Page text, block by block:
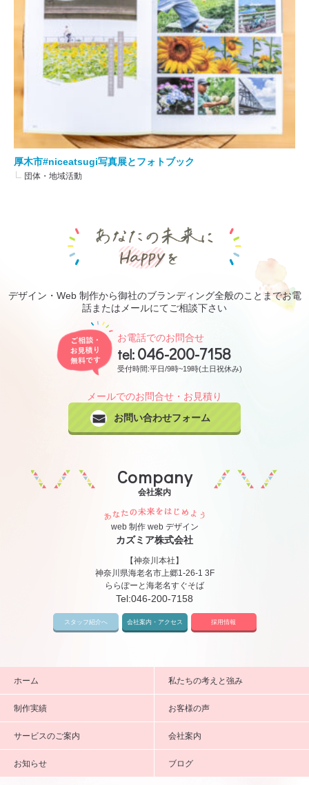
厚木市#niceatsugi写真展とフォトブック
団体・地域活動
デザイン・Web 制作から御社のブランディング全般のことまでお電
話またはメールにてご相談下さい
お電話でのお問合せ
tel:046-200-7158
受付時間:平日/9時~19時(土日祝休み)
メールでのお問合せ・お見積り
お問い合わせフォーム
Company
会社案内
web 制作 web デザイン
カズミア株式会社
【神奈川本社】
神奈川県海老名市上郷1-26-1 3F
ららぽーと海老名すぐそば
Tel:046-200-7158
スタッフ紹介へ 会社案内・アクセス 採用情報
ホーム 私たちの考えと強み
制作実績 お客様の声
サービスのご案内 会社案内
お知らせ ブログ